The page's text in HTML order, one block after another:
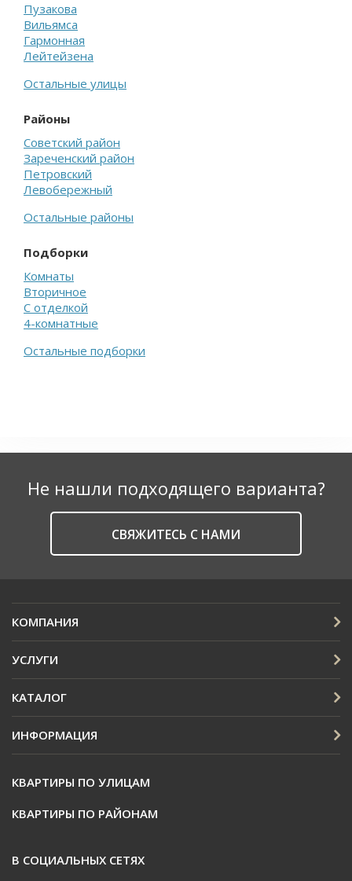
Пузакова
Вильямса
Гармонная
Лейтейзена
Остальные улицы
Районы
Советский район
Зареченский район
Петровский
Левобережный
Остальные районы
Подборки
Комнаты
Вторичное
С отделкой
4-комнатные
Остальные подборки
Не нашли подходящего варианта?
CВЯЖИТЕСЬ С НАМИ
КОМПАНИЯ
УСЛУГИ
КАТАЛОГ
ИНФОРМАЦИЯ
КВАРТИРЫ ПО УЛИЦАМ
КВАРТИРЫ ПО РАЙОНАМ
В СОЦИАЛЬНЫХ СЕТЯХ